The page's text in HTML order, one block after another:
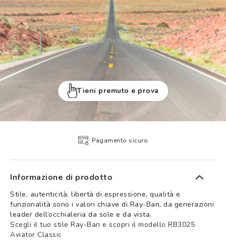
Tieni premuto e prova
Pagamento sicuro
Informazione di prodotto
Stile, autenticità, libertà di espressione, qualità e
funzionalità sono i valori chiave di Ray-Ban, da generazioni
leader dell’occhialeria da sole e da vista.
Scegli il tuo stile Ray-Ban e scopri il modello RB3025
Aviator Classic